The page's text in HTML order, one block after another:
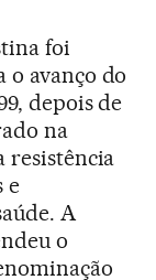
foi
avanço do
depois de
na
e
A
o